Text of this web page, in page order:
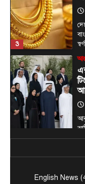
3
English News